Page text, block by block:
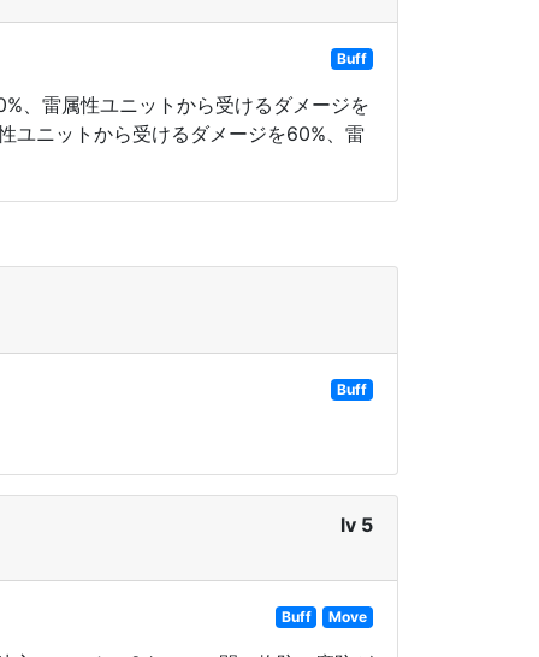
Buff
、雷属性ユニットから受けるダメージを
ユニットから受けるダメージを60%、雷
Buff
lv 5
Buff Move